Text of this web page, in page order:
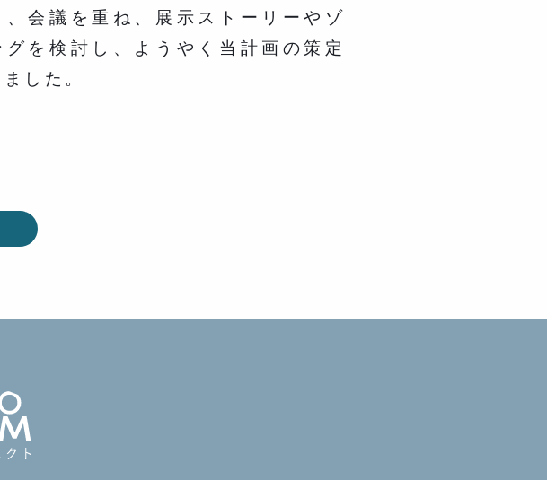
、会議を重ね、展示ストーリーやゾ
グを検討し、ようやく当計画の策定
した。